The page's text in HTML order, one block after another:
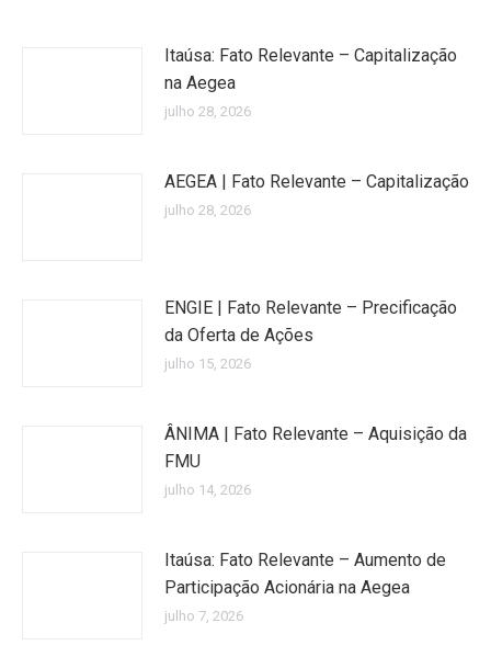
Itaúsa: Fato Relevante – Capitalização
na Aegea
julho 28, 2026
AEGEA | Fato Relevante – Capitalização
julho 28, 2026
ENGIE | Fato Relevante – Precificação
da Oferta de Ações
julho 15, 2026
ÂNIMA | Fato Relevante – Aquisição da
FMU
julho 14, 2026
Itaúsa: Fato Relevante – Aumento de
Participação Acionária na Aegea
julho 7, 2026